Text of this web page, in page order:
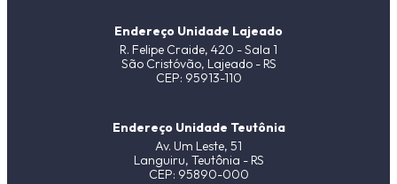
Endereço Unidade Lajeado
R. Felipe Craide, 420 - Sala 1
São Cristóvão, Lajeado - RS
CEP: 95913-110
Endereço Unidade Teutônia
Av. Um Leste, 51
Languiru, Teutônia - RS
CEP: 95890-000